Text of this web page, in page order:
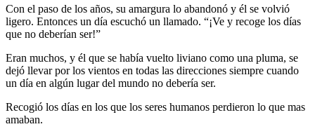
Con el paso de los años, su amargura lo abandonó y él se volvió
ligero. Entonces un día escuchó un llamado. “¡Ve y recoge los días
que no deberían ser!”
Eran muchos, y él que se había vuelto liviano como una pluma, se
dejó llevar por los vientos en todas las direcciones siempre cuando
un día en algún lugar del mundo no debería ser.
Recogió los días en los que los seres humanos perdieron lo que mas
amaban.